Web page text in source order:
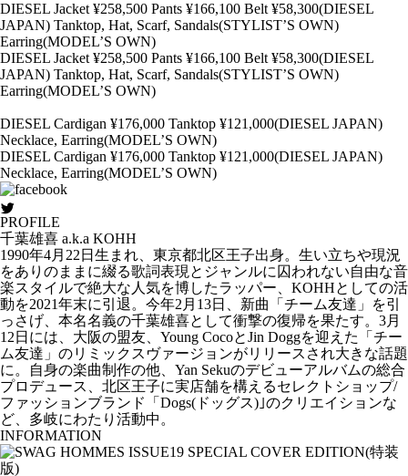
DIESEL Jacket ¥258,500 Pants ¥166,100 Belt ¥58,300(DIESEL
JAPAN) Tanktop, Hat, Scarf, Sandals(STYLIST’S OWN)
Earring(MODEL’S OWN)
DIESEL Jacket ¥258,500 Pants ¥166,100 Belt ¥58,300(DIESEL
JAPAN) Tanktop, Hat, Scarf, Sandals(STYLIST’S OWN)
Earring(MODEL’S OWN)
DIESEL Cardigan ¥176,000 Tanktop ¥121,000(DIESEL JAPAN)
Necklace, Earring(MODEL’S OWN)
DIESEL Cardigan ¥176,000 Tanktop ¥121,000(DIESEL JAPAN)
Necklace, Earring(MODEL’S OWN)
PROFILE
千葉雄喜 a.k.a KOHH
1990年4月22日生まれ、東京都北区王子出身。生い立ちや現況
をありのままに綴る歌詞表現とジャンルに囚われない自由な音
楽スタイルで絶大な人気を博したラッパー、KOHHとしての活
動を2021年末に引退。今年2月13日、新曲「チーム友達」を引
っさげ、本名名義の千葉雄喜として衝撃の復帰を果たす。3月
12日には、大阪の盟友、Young CocoとJin Doggを迎えた「チー
ム友達」のリミックスヴァージョンがリリースされ大きな話題
に。自身の楽曲制作の他、Yan Sekuのデビューアルバムの総合
プロデュース、北区王子に実店舗を構えるセレクトショップ/
ファッションブランド「Dogs(ドッグス)｣のクリエイションな
ど、多岐にわたり活動中。
INFORMATION